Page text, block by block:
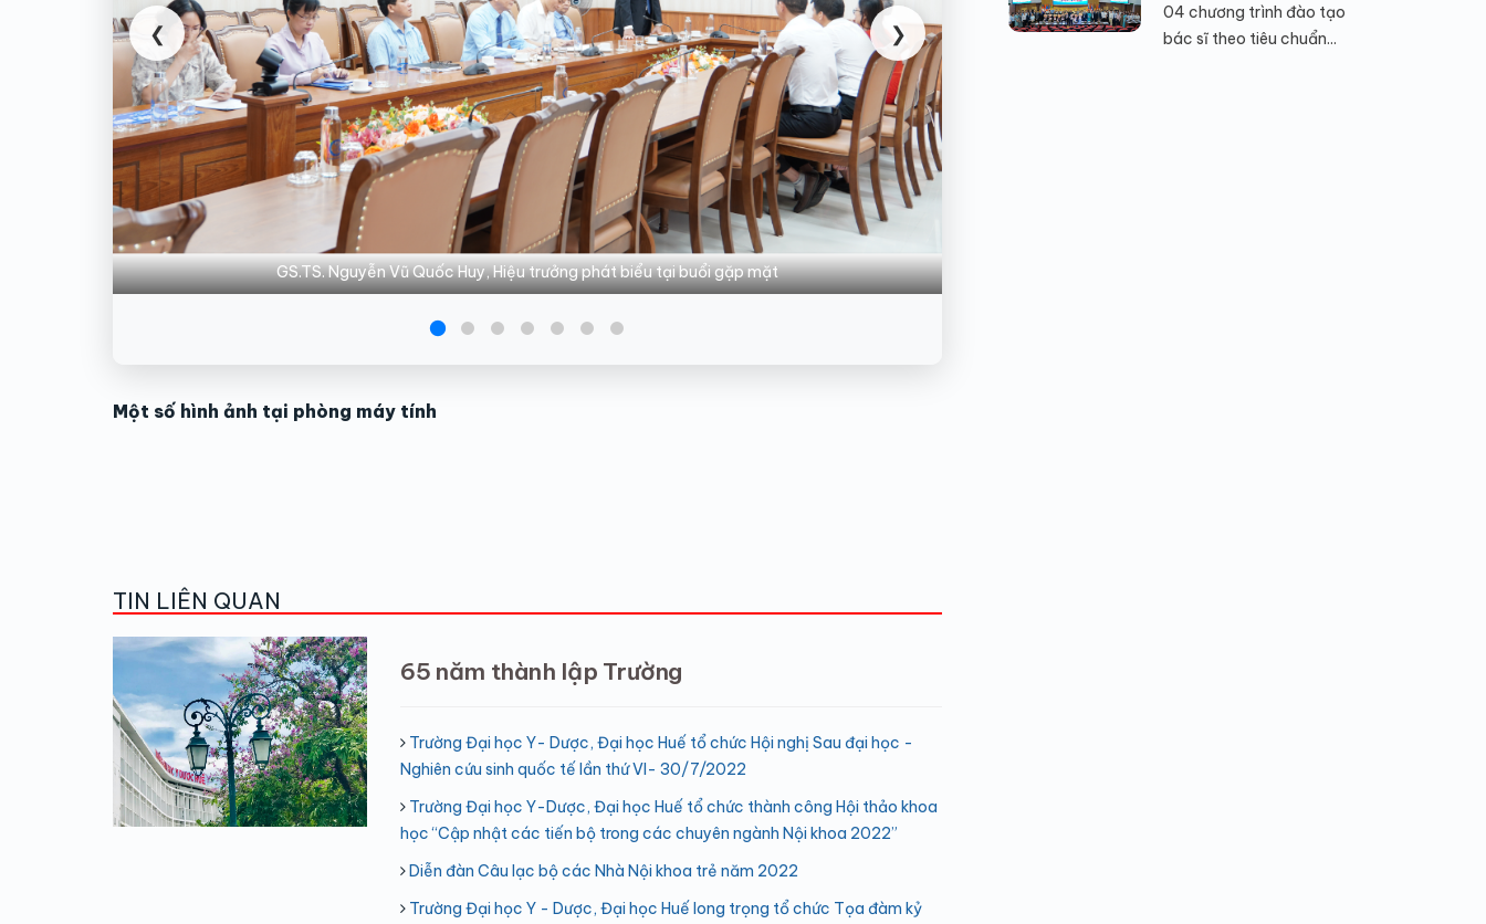
GS.TS. Nguyễn Vũ Quốc Huy, Hiệu trưởng phát biểu tại buổi gặp mặt
❮ ❯
Một số hình ảnh tại phòng máy tính
TIN LIÊN QUAN
65 năm thành lập Trường
Trường Đại học Y- Dược, Đại học Huế tổ chức Hội nghị Sau đại học -
Nghiên cứu sinh quốc tế lần thứ VI- 30/7/2022
Trường Đại học Y-Dược, Đại học Huế tổ chức thành công Hội thảo khoa
học “Cập nhật các tiến bộ trong các chuyên ngành Nội khoa 2022”
Diễn đàn Câu lạc bộ các Nhà Nội khoa trẻ năm 2022
Trường Đại học Y - Dược, Đại học Huế long trọng tổ chức Tọa đàm kỷ
04 chương trình đào tạo
bác sĩ theo tiêu chuẩn...